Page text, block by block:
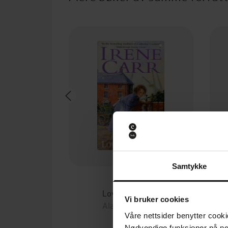
Samtykke
Vi bruker cookies
Våre nettsider benytter
65,-
Lovers Meeting
Alan Stoker Esq
EBOK